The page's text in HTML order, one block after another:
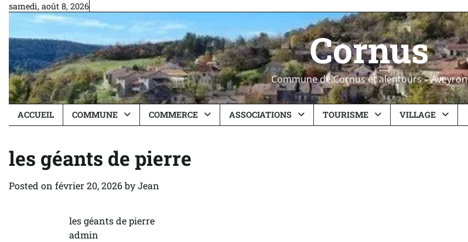
Skip
content
samedi, août 8, 2026
Cornus
Commune de Cornus et alentours – Aveyron
ACCUEIL COMMUNE COMMERCE ASSOCIATIONS TOURISME VILLAGE
les géants de pierre
Posted on février 20, 2026byJean
les géants de pierre
admin